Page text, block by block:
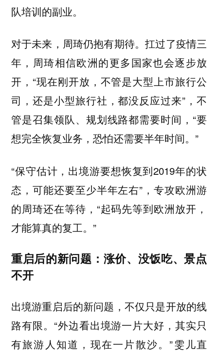
队培训的副业。
对于未来，周琦仍抱有期待。扛过了疫情三
年，周琦相信欧洲的更多国家也会逐步放
开，“现在刚开放，不管是大型上市旅行公
司，还是小型旅行社，都没反应过来”，不
管是召集领队、规划线路都需要时间，“要
想完全恢复业务，恐怕还需要半年时间。”
“保守估计，出境游要想恢复到2019年的状
态，可能还要至少半年左右”，专攻欧洲游
的周琦还在等待，“起码先等到欧洲放开，
才能算真的复工。”
重启后的新问题：涨价、没饭吃、景点
不开
出境游重启后的新问题，不仅只是开放的线
路有限。“外边看出境游一片大好，其实只
有旅游人知道，现在一片散沙。”雯儿直